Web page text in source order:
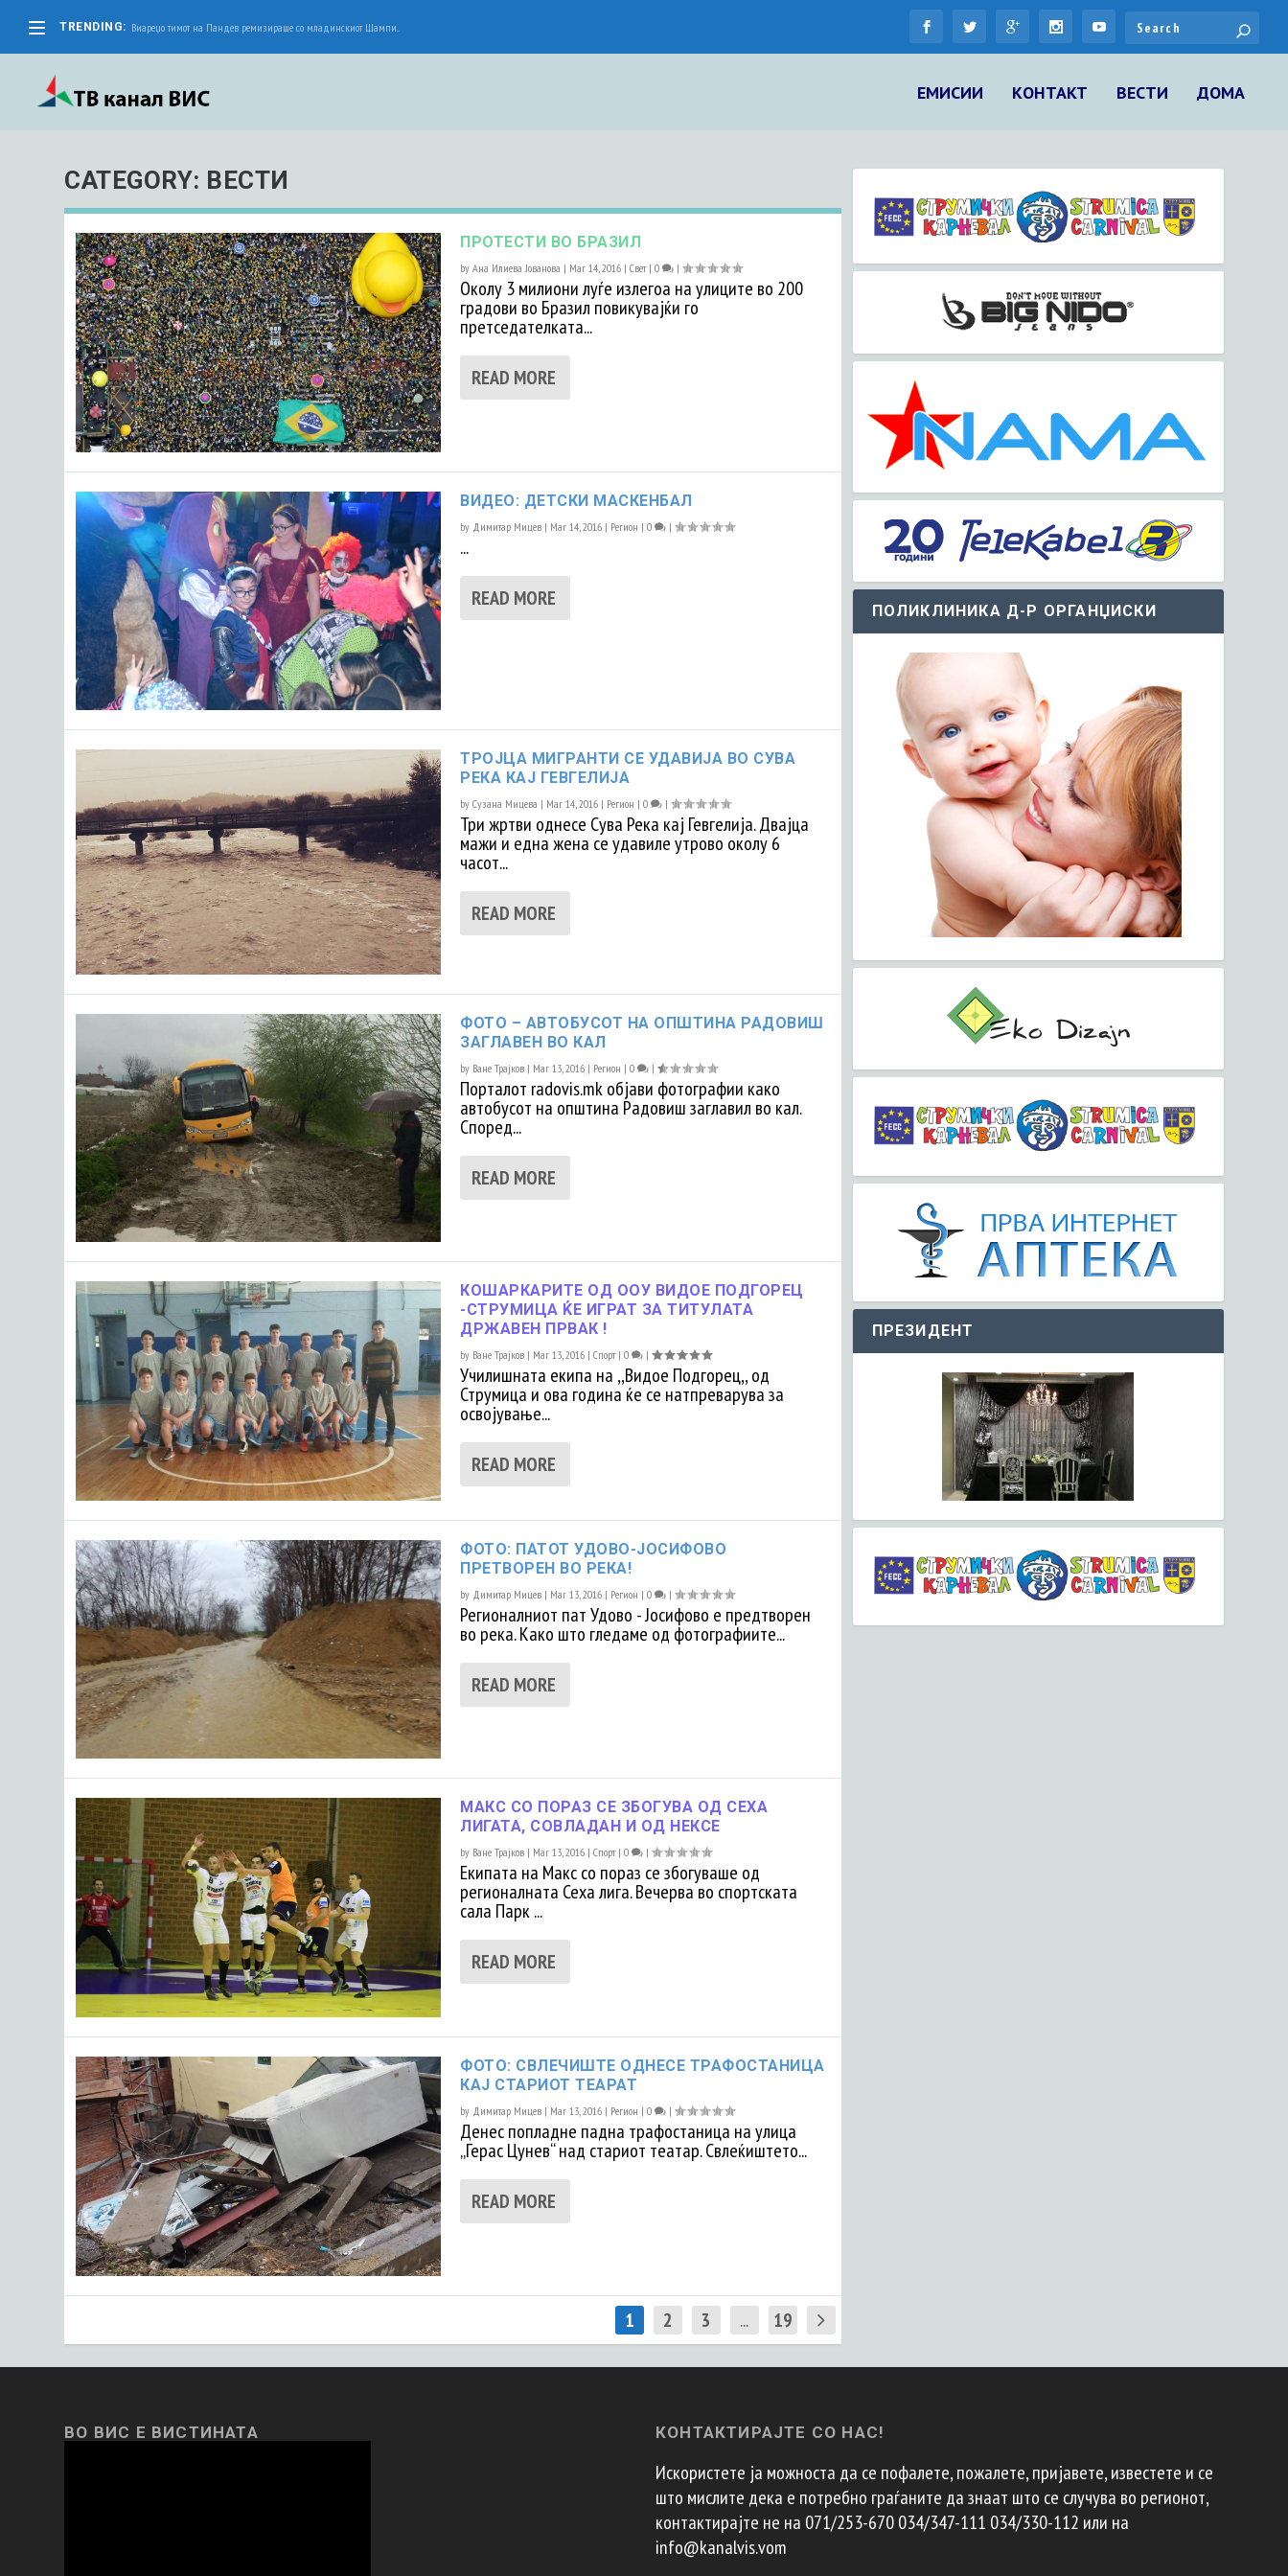
TRENDING: Виареџо тимот на Пандев ремизираше со младинскиот Шампи...
ЕМИСИИ КОНТАКТ ВЕСТИ ДОМА
CATEGORY: ВЕСТИ
ПРОТЕСТИ ВО БРАЗИЛ
byАна Илиева Јованова | Mar 14, 2016 |Свет|0 |
Околу 3 милиони луѓе излегоа на улиците во 200
градови во Бразил повикувајќи го
претседателката...
READ MORE
ВИДЕО: ДЕТСКИ МАСКЕНБАЛ
by Димитар Мицев | Mar 14, 2016 | Регион |0 |
...
READ MORE
ТРОЈЦА МИГРАНТИ СЕ УДАВИЈА ВО СУВА
РЕКА КАЈ ГЕВГЕЛИЈА
byСузана Мицева | Mar 14, 2016 | Регион |0 |
Три жртви однесе Сува Река кај Гевгелија. Двајца
мажи и една жена се удавиле утрово околу 6
часот...
READ MORE
ФОТО – АВТОБУСОТ НА ОПШТИНА РАДОВИШ
ЗАГЛАВЕН ВО КАЛ
by Ване Трајков | Mar 13, 2016 | Регион |0 |
Порталот radovis.mk објави фотографии како
автобусот на општина Радовиш заглавил во кал.
Според...
READ MORE
КОШАРКАРИТЕ ОД ООУ ВИДОЕ ПОДГОРЕЦ
-СТРУМИЦА ЌЕ ИГРАТ ЗА ТИТУЛАТА
ДРЖАВЕН ПРВАК !
by Ване Трајков | Mar 13, 2016 |Спорт|0 |
Училишната екипа на ,,Видое Подгорец,, од
Струмица и ова година ќе се натпреварува за
освојување...
READ MORE
ФОТО: ПАТОТ УДОВО-ЈОСИФОВО
ПРЕТВОРЕН ВО РЕКА!
by Димитар Мицев | Mar 13, 2016 | Регион |0 |
Регионалниот пат Удово - Јосифово е предтворен
во река. Како што гледаме од фотографиите...
READ MORE
МАКС СО ПОРАЗ СЕ ЗБОГУВА ОД СЕХА
ЛИГАТА, СОВЛАДАН И ОД НЕКСЕ
by Ване Трајков | Mar 13, 2016 |Спорт|0 |
Екипата на Макс со пораз се збогуваше од
регионалната Сеха лига. Вечерва во спортската
сала Парк ...
READ MORE
ФОТО: СВЛЕЧИШТЕ ОДНЕСЕ ТРАФОСТАНИЦА
КАЈ СТАРИОТ ТЕАРАТ
by Димитар Мицев | Mar 13, 2016 | Регион |0 |
Денес попладне падна трафостаница на улица
„Герас Цунев“ над стариот театар. Свлеќиштето...
READ MORE
1 2 3 ... 19
ПОЛИКЛИНИКА Д-Р ОРГАНЏИСКИ
ПРЕЗИДЕНТ
ВО ВИС Е ВИСТИНАТА КОНТАКТИРАЈТЕ СО НАС!
Искористете ја можноста да се пофалете, пожалете, пријавете, известете и се
што мислите дека е потребно граѓаните да знаат што се случува во регионот,
контактирајте не на 071/253-670 034/347-111 034/330-112 или на
info@kanalvis.vom